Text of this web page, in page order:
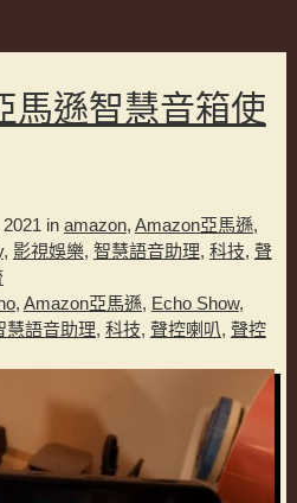
馬遜智慧音箱使
in amazon, Amazon亞馬遜,
, 影視娛樂, 智慧語音助理, 科技, 聲
, Amazon亞馬遜, Echo Show,
慧語音助理, 科技, 聲控喇叭, 聲控